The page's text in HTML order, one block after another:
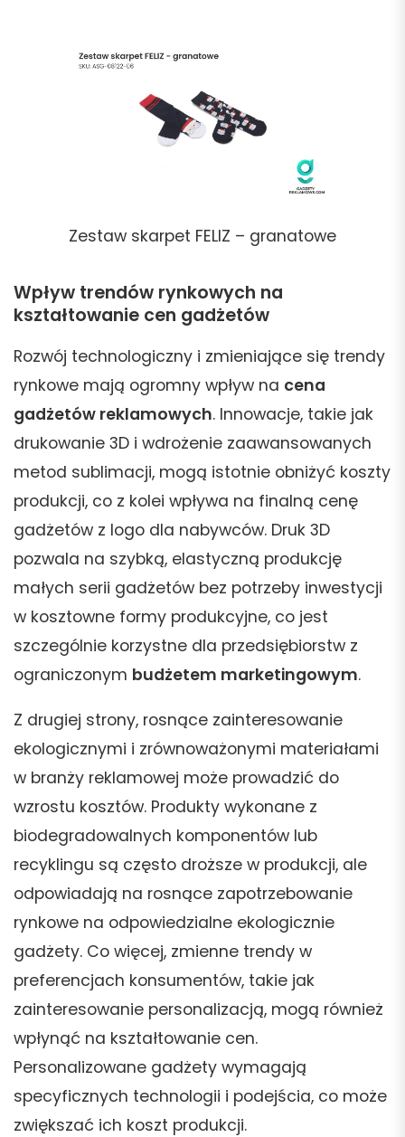
Zestaw skarpet FELIZ – granatowe
Wpływ trendów rynkowych na
kształtowanie cen gadżetów
Rozwój technologiczny i zmieniające się trendy
rynkowe mają ogromny wpływ na cena
gadżetów reklamowych. Innowacje, takie jak
drukowanie 3D i wdrożenie zaawansowanych
metod sublimacji, mogą istotnie obniżyć koszty
produkcji, co z kolei wpływa na finalną cenę
gadżetów z logo dla nabywców. Druk 3D
pozwala na szybką, elastyczną produkcję
małych serii gadżetów bez potrzeby inwestycji
w kosztowne formy produkcyjne, co jest
szczególnie korzystne dla przedsiębiorstw z
ograniczonym budżetem marketingowym.
Z drugiej strony, rosnące zainteresowanie
ekologicznymi i zrównoważonymi materiałami
w branży reklamowej może prowadzić do
wzrostu kosztów. Produkty wykonane z
biodegradowalnych komponentów lub
recyklingu są często droższe w produkcji, ale
odpowiadają na rosnące zapotrzebowanie
rynkowe na odpowiedzialne ekologicznie
gadżety. Co więcej, zmienne trendy w
preferencjach konsumentów, takie jak
zainteresowanie personalizacją, mogą również
wpłynąć na kształtowanie cen.
Personalizowane gadżety wymagają
specyficznych technologii i podejścia, co może
zwiększać ich koszt produkcji.